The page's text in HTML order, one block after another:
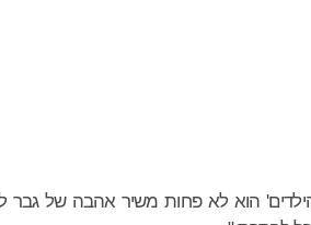
הוא לא פחות משיר אהבה של גבר